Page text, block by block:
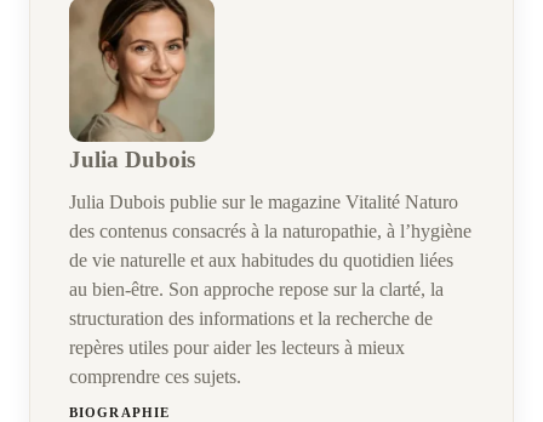
Julia Dubois
Julia Dubois publie sur le magazine Vitalité Naturo
des contenus consacrés à la naturopathie, à l’hygiène
de vie naturelle et aux habitudes du quotidien liées
au bien-être. Son approche repose sur la clarté, la
structuration des informations et la recherche de
repères utiles pour aider les lecteurs à mieux
comprendre ces sujets.
BIOGRAPHIE